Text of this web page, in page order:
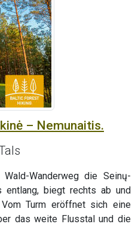
– Nemunaitis.
Wanderweg die Seinų-
entlang, biegt rechts ab und
Turm eröffnet sich eine
das weite Flusstal und die